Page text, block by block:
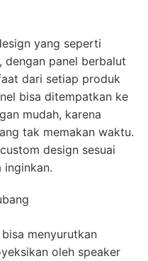
yang seperti
dengan panel berbalut
dari setiap produk
bisa ditempatkan ke
mudah, karena
tak memakan waktu.
design sesuai
inginkan.
menyurutkan
oleh speaker